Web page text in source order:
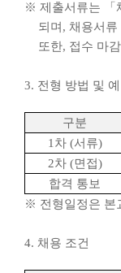
※ 제출서류는 「
되며 ,채용서류
또한, 접수 마
3. 전형 방법 및
구분
1차 (서류)
2차 (면접)
합격 통보
※ 전형일정은 본
4. 채용 조건